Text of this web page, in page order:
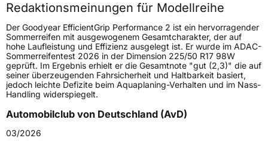
Höchstgeschwindigkeit
210 km/h
Lastindex91
Höchstlast615 kg
Generelle Merkmale
FahrzeugtypPKW
Verwendung
Redaktionsmeinungen für Modellreihe
Der Goodyear EfficientGrip Performance 2 ist ein hervorragender
Sommerreifen mit ausgewogenem Gesamtcharakter, der auf
hohe Laufleistung und Effizienz ausgelegt ist. Er wurde im ADAC-
Sommerreifentest 2026 in der Dimension 225/50 R17 98W
geprüft. Im Ergebnis erhielt er die Gesamtnote "gut (2,3)" die auf
seiner überzeugenden Fahrsicherheit und Haltbarkeit basiert,
jedoch leichte Defizite beim Aquaplaning-Verhalten und im Nass-
Handling widerspiegelt.
Automobilclub von Deutschland (AvD)
03/2026